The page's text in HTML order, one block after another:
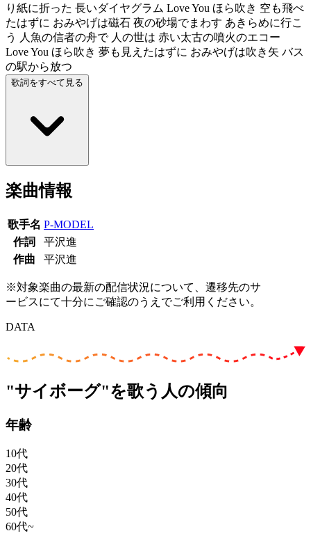
り紙に折った 長いダイヤグラム Love You ほら吹き 空も飛べ
たはずに おみやげは磁石 夜の砂場でまわす あきらめに行こ
う 人魚の信者の舟で 人の世は 赤い太古の噴火のエコー
Love You ほら吹き 夢も見えたはずに おみやげは吹き矢 バス
の駅から放つ
歌詞をすべて見る
楽曲情報
歌手名 P-MODEL
作詞
平沢進
作曲
平沢進
※対象楽曲の最新の配信状況について、遷移先のサ
ービスにて十分にご確認のうえでご利用ください。
DATA
"サイボーグ"を歌う人の傾向
年齢
10代
20代
30代
40代
50代
60代~